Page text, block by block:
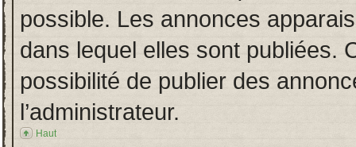
possible. Les annonces
dans lequel elles sont publiées.
possibilité de publier des
l’administrateur.
Haut